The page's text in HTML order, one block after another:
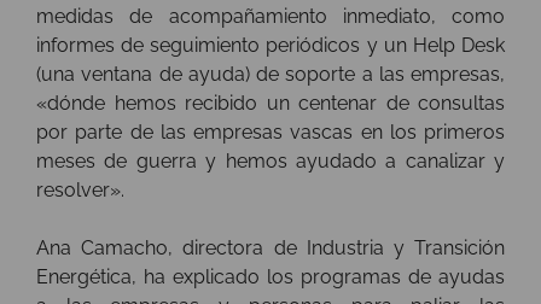
medidas de acompañamiento inmediato, como
informes de seguimiento periódicos y un Help Desk
(una ventana de ayuda) de soporte a las empresas,
«dónde hemos recibido un centenar de consultas
por parte de las empresas vascas en los primeros
meses de guerra y hemos ayudado a canalizar y
resolver».
Ana Camacho, directora de Industria y Transición
Energética, ha explicado los programas de ayudas